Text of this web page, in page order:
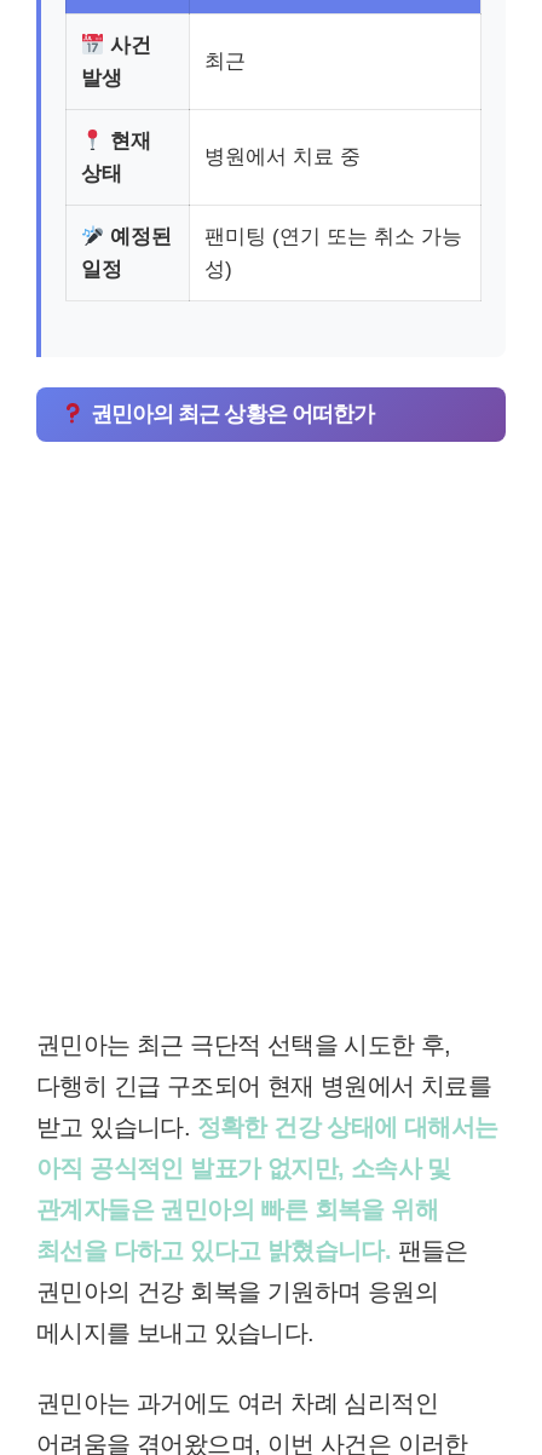
사건
발생
최근
현재
상태
병원에서 치료 중
예정된
일정
팬미팅 (연기 또는 취소 가능
성)
권민아의 최근 상황은 어떠한가
권민아는 최근 극단적 선택을 시도한 후,
다행히 긴급 구조되어 현재 병원에서 치료를
받고 있습니다. 정확한 건강 상태에 대해서는
아직 공식적인 발표가 없지만, 소속사 및
관계자들은 권민아의 빠른 회복을 위해
최선을 다하고 있다고 밝혔습니다. 팬들은
권민아의 건강 회복을 기원하며 응원의
메시지를 보내고 있습니다.
권민아는 과거에도 여러 차례 심리적인
어려움을 겪어왔으며, 이번 사건은 이러한